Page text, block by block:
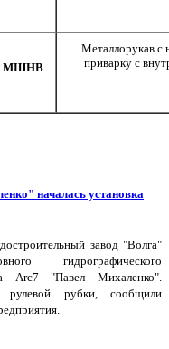
МШНВ
Металлорукав с
приварку с
началась установка
завод "Волга"
гидрографического
Arc7 "Павел Михаленко".
рулевой рубки, сообщили